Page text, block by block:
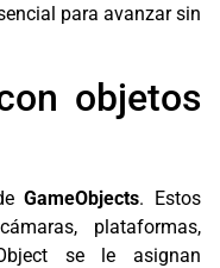
para avanzar sin
objetos
GameObjects. Estos
plataformas,
se le asignan